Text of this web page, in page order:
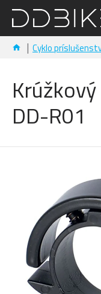
Cyklo
DD-R01